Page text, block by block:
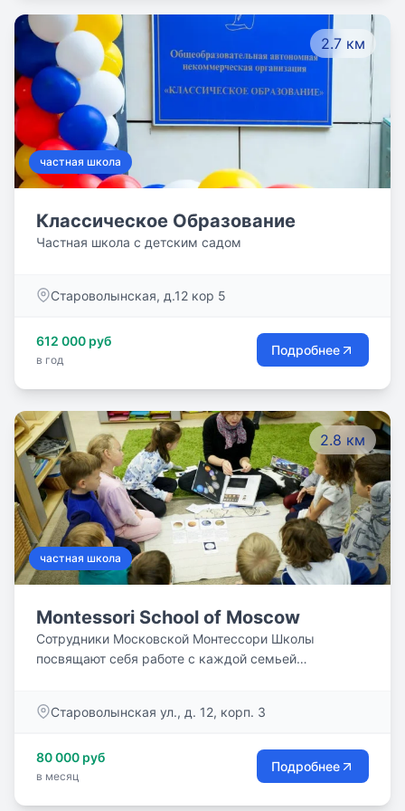
2.7 км
частная школа
Классическое Образование
Частная школа с детским садом
Староволынская, д.12 кор 5
612 000 руб
в год
Подробнее
2.8 км
частная школа
Montessori School of Moscow
Сотрудники Московской Монтессори Школы
посвящают себя работе с каждой семьей
Разнообразие и мультикультурный характер нашего
нас. Английский и русский являются нашими
официальными языками.
Староволынская ул., д. 12, корп. 3
80 000 руб
в месяц
Подробнее